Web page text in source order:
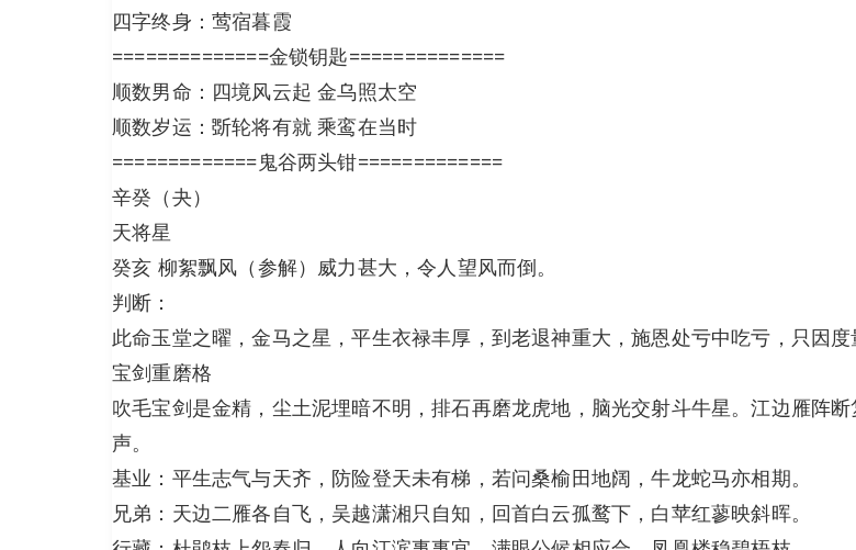
四字终身：莺宿暮霞
==============金锁钥匙==============
顺数男命：四境风云起 金乌照太空
顺数岁运：斲轮将有就 乘鸾在当时
=============鬼谷两头钳=============
辛癸（夬）
天将星
癸亥 柳絮飘风（参解）威力甚大，令人望风而倒。
判断：
此命玉堂之曜，金马之星，平生衣禄丰厚，到老退神重大，施恩处亏中吃亏，只因度
宝剑重磨格
吹毛宝剑是金精，尘土泥埋暗不明，排石再磨龙虎地，脑光交射斗牛星。江边雁阵
声。
基业：平生志气与天齐，防险登天未有梯，若问桑榆田地阔，牛龙蛇马亦相期。
兄弟：天边二雁各自飞，吴越潇湘只自知，回首白云孤鹜下，白苹红蓼映斜晖。